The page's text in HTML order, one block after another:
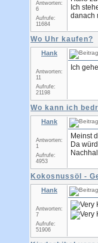
Antworten:
6
Aufrufe:
11684
Ich
danach
Wo Uhr kaufen?
Hank
Antworten:
11
Aufrufe:
21198
Ich
Wo kann ich
Hank
Antworten:
1
Aufrufe:
4953
Meinst
Da
Kokosnussöl -
Hank
Antworten:
7
Aufrufe:
51906